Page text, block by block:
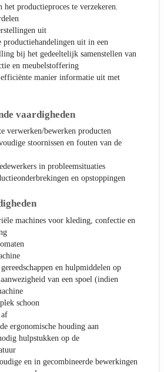
productieproces te verzekeren.
uit
productiehandelingen uit in een
bij het gedeeltelijk samenstellen van
en meubelstoffering
efficiënte manier informatie uit met
vaardigheden
verwerken/bewerken producten
stoornissen en fouten van de
in probleemsituaties
en opstoppingen
machines voor kleding, confectie en
en hulpmiddelen op
van een spoel (indien
schoon
ergonomische houding aan
hulpstukken op de
en in gecombineerde bewerkingen